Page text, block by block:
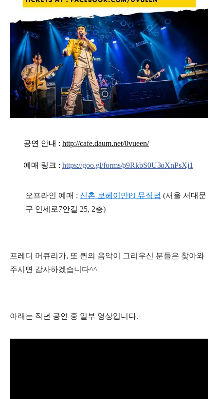
공연 안내 : http://cafe.daum.net/0vueen/
예매 링크 : https://goo.gl/forms/p9RkbS0U3oXnPsXj1
오프라인 예매 : 신촌 보헤이만PJ 뮤직펍 (서울 서대문
구 연세로7안길 25, 2층)
프레디 머큐리가, 또 퀸의 음악이 그리우신 분들은 찾아와
주시면 감사하겠습니다^^
아래는 작년 공연 중 일부 영상입니다.